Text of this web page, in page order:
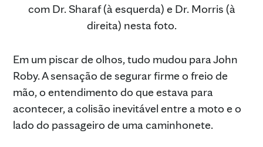
com Dr. Sharaf (à esquerda) e Dr. Morris (à
direita) nesta foto.
Em um piscar de olhos, tudo mudou para John
Roby. A sensação de segurar firme o freio de
mão, o entendimento do que estava para
acontecer, a colisão inevitável entre a moto e o
lado do passageiro de uma caminhonete.